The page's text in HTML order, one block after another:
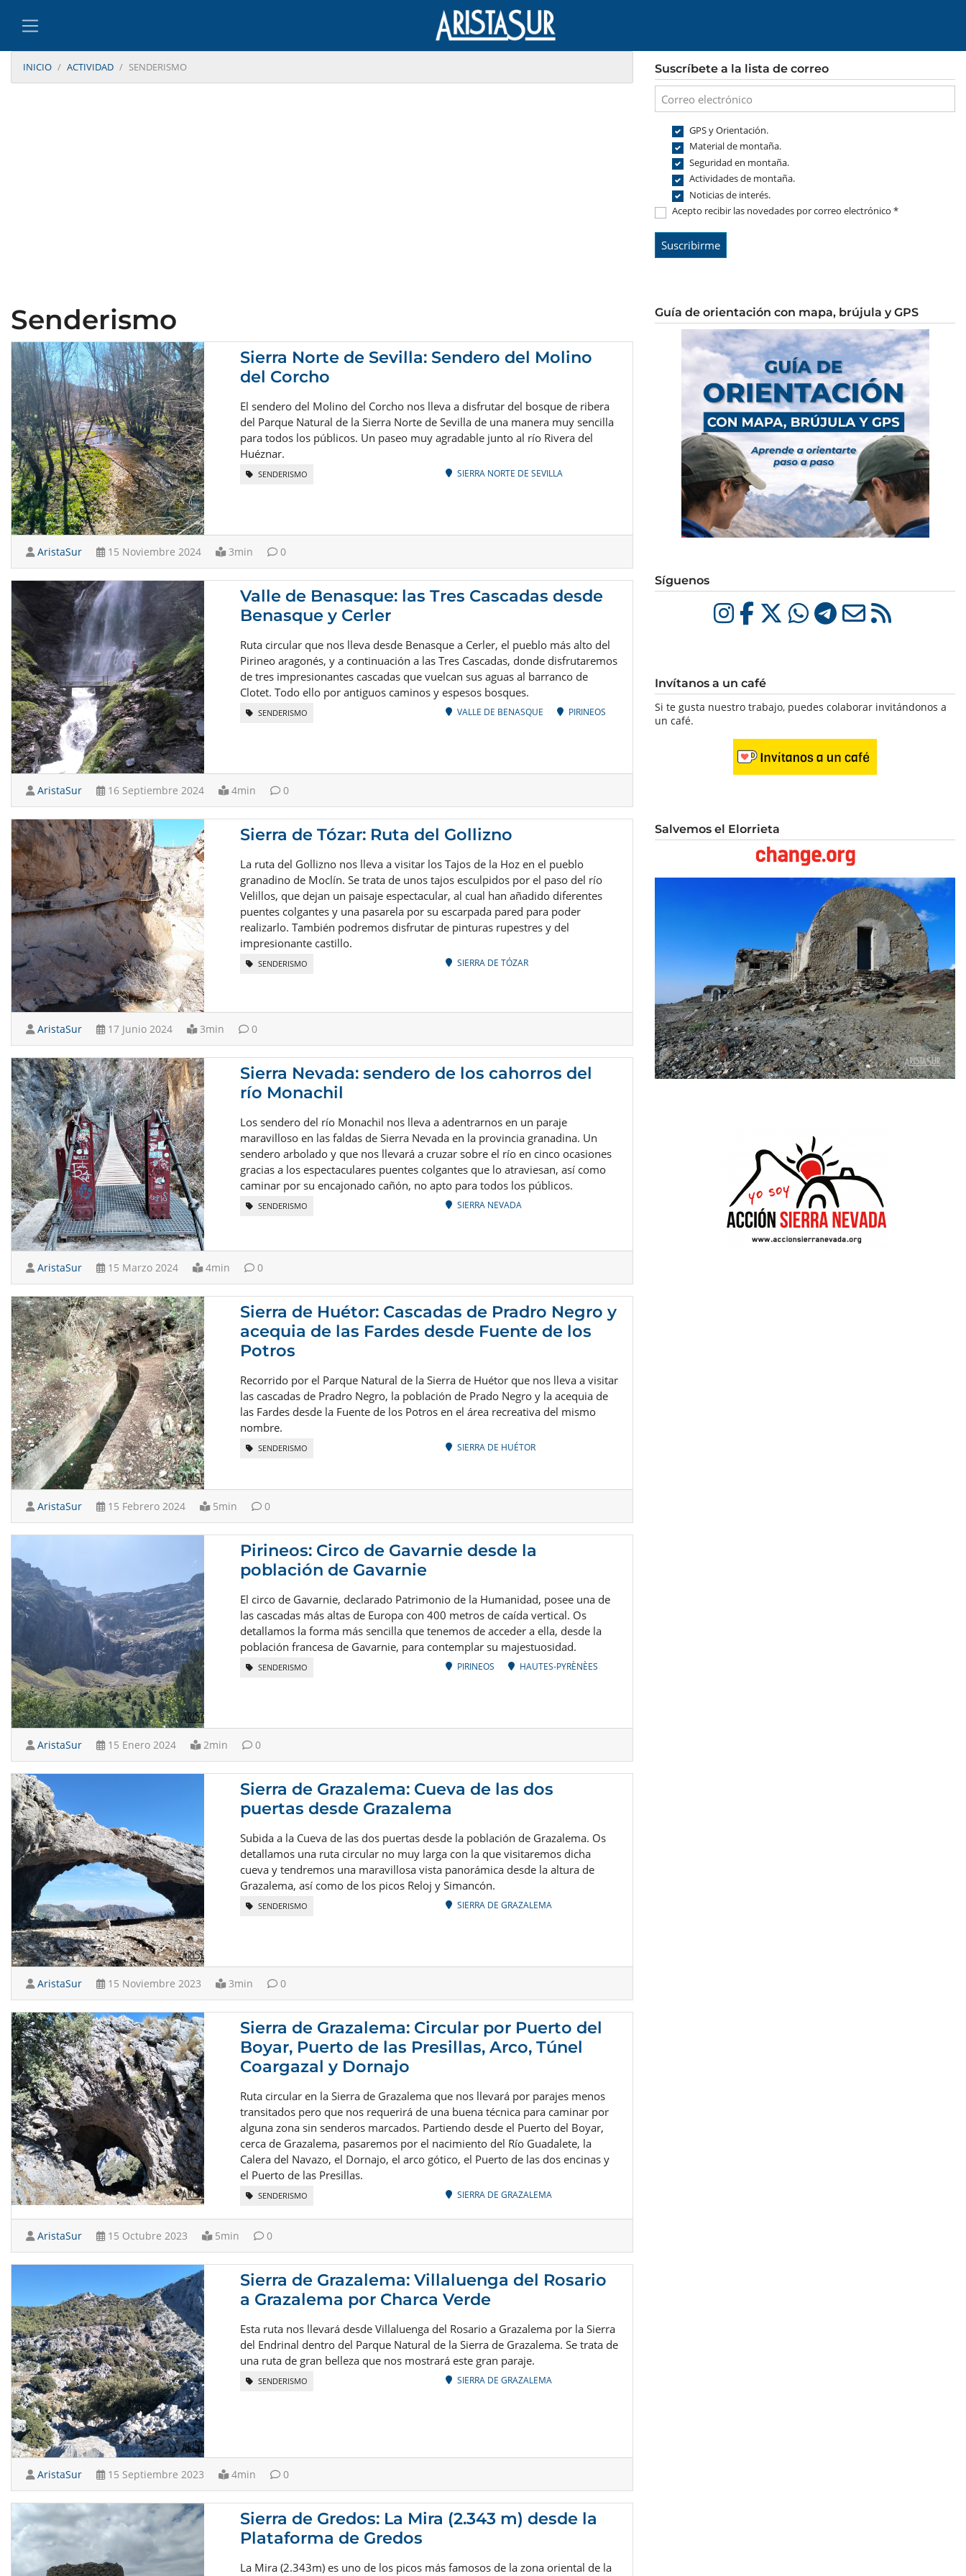
INICIO ACTIVIDAD SENDERISMO
Senderismo
Sierra Norte de Sevilla: Sendero del Molino
del Corcho
El sendero del Molino del Corcho nos lleva a disfrutar del bosque de ribera
del Parque Natural de la Sierra Norte de Sevilla de una manera muy sencilla
para todos los públicos. Un paseo muy agradable junto al río Rivera del
Huéznar.
SENDERISMO SIERRA NORTE DE SEVILLA
AristaSur 15 Noviembre 2024 3min 0
Valle de Benasque: las Tres Cascadas desde
Benasque y Cerler
Ruta circular que nos lleva desde Benasque a Cerler, el pueblo más alto del
Pirineo aragonés, y a continuación a las Tres Cascadas, donde disfrutaremos
de tres impresionantes cascadas que vuelcan sus aguas al barranco de
Clotet. Todo ello por antiguos caminos y espesos bosques.
SENDERISMO VALLE DE BENASQUE PIRINEOS
AristaSur 16 Septiembre 2024 4min 0
Sierra de Tózar: Ruta del Gollizno
La ruta del Gollizno nos lleva a visitar los Tajos de la Hoz en el pueblo
granadino de Moclín. Se trata de unos tajos esculpidos por el paso del río
Velillos, que dejan un paisaje espectacular, al cual han añadido diferentes
puentes colgantes y una pasarela por su escarpada pared para poder
realizarlo. También podremos disfrutar de pinturas rupestres y del
impresionante castillo.
SENDERISMO SIERRA DE TÓZAR
AristaSur 17 Junio 2024 3min 0
Sierra Nevada: sendero de los cahorros del
río Monachil
Los sendero del río Monachil nos lleva a adentrarnos en un paraje
maravilloso en las faldas de Sierra Nevada en la provincia granadina. Un
sendero arbolado y que nos llevará a cruzar sobre el río en cinco ocasiones
gracias a los espectaculares puentes colgantes que lo atraviesan, así como
caminar por su encajonado cañón, no apto para todos los públicos.
SENDERISMO SIERRA NEVADA
AristaSur 15 Marzo 2024 4min 0
Sierra de Huétor: Cascadas de Pradro Negro y
acequia de las Fardes desde Fuente de los
Potros
Recorrido por el Parque Natural de la Sierra de Huétor que nos lleva a visitar
las cascadas de Pradro Negro, la población de Prado Negro y la acequia de
las Fardes desde la Fuente de los Potros en el área recreativa del mismo
nombre.
SENDERISMO SIERRA DE HUÉTOR
AristaSur 15 Febrero 2024 5min 0
Pirineos: Circo de Gavarnie desde la
población de Gavarnie
El circo de Gavarnie, declarado Patrimonio de la Humanidad, posee una de
las cascadas más altas de Europa con 400 metros de caída vertical. Os
detallamos la forma más sencilla que tenemos de acceder a ella, desde la
población francesa de Gavarnie, para contemplar su majestuosidad.
SENDERISMO PIRINEOS HAUTES-PYRÈNÈES
AristaSur 15 Enero 2024 2min 0
Sierra de Grazalema: Cueva de las dos
puertas desde Grazalema
Subida a la Cueva de las dos puertas desde la población de Grazalema. Os
detallamos una ruta circular no muy larga con la que visitaremos dicha
cueva y tendremos una maravillosa vista panorámica desde la altura de
Grazalema, así como de los picos Reloj y Simancón.
SENDERISMO SIERRA DE GRAZALEMA
AristaSur 15 Noviembre 2023 3min 0
Sierra de Grazalema: Circular por Puerto del
Boyar, Puerto de las Presillas, Arco, Túnel
Coargazal y Dornajo
Ruta circular en la Sierra de Grazalema que nos llevará por parajes menos
transitados pero que nos requerirá de una buena técnica para caminar por
alguna zona sin senderos marcados. Partiendo desde el Puerto del Boyar,
cerca de Grazalema, pasaremos por el nacimiento del Río Guadalete, la
Calera del Navazo, el Dornajo, el arco gótico, el Puerto de las dos encinas y
el Puerto de las Presillas.
SENDERISMO SIERRA DE GRAZALEMA
AristaSur 15 Octubre 2023 5min 0
Sierra de Grazalema: Villaluenga del Rosario
a Grazalema por Charca Verde
Esta ruta nos llevará desde Villaluenga del Rosario a Grazalema por la Sierra
del Endrinal dentro del Parque Natural de la Sierra de Grazalema. Se trata de
una ruta de gran belleza que nos mostrará este gran paraje.
SENDERISMO SIERRA DE GRAZALEMA
AristaSur 15 Septiembre 2023 4min 0
Sierra de Gredos: La Mira (2.343 m) desde la
Plataforma de Gredos
La Mira (2.343m) es uno de los picos más famosos de la zona oriental de la
Suscríbete a la lista de correo
GPS y Orientación.
Material de montaña.
Seguridad en montaña.
Actividades de montaña.
Noticias de interés.
Acepto recibir las novedades por correo electrónico *
Guía de orientación con mapa, brújula y GPS
Síguenos
Invítanos a un café
Si te gusta nuestro trabajo, puedes colaborar invitándonos a
un café.
Salvemos el Elorrieta